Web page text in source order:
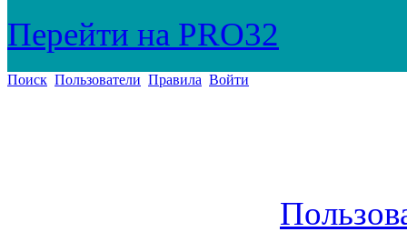
Перейти на PRO32
Поиск Пользователи Правила Войти